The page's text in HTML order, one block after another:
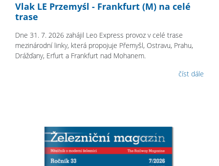
Vlak LE Przemyśl - Frankfurt (M) na celé
trase
Dne 31. 7. 2026 zahájil Leo Express provoz v celé trase
mezinárodní linky, která propojuje Přemyšl, Ostravu, Prahu,
Drážďany, Erfurt a Frankfurt nad Mohanem.
číst dále